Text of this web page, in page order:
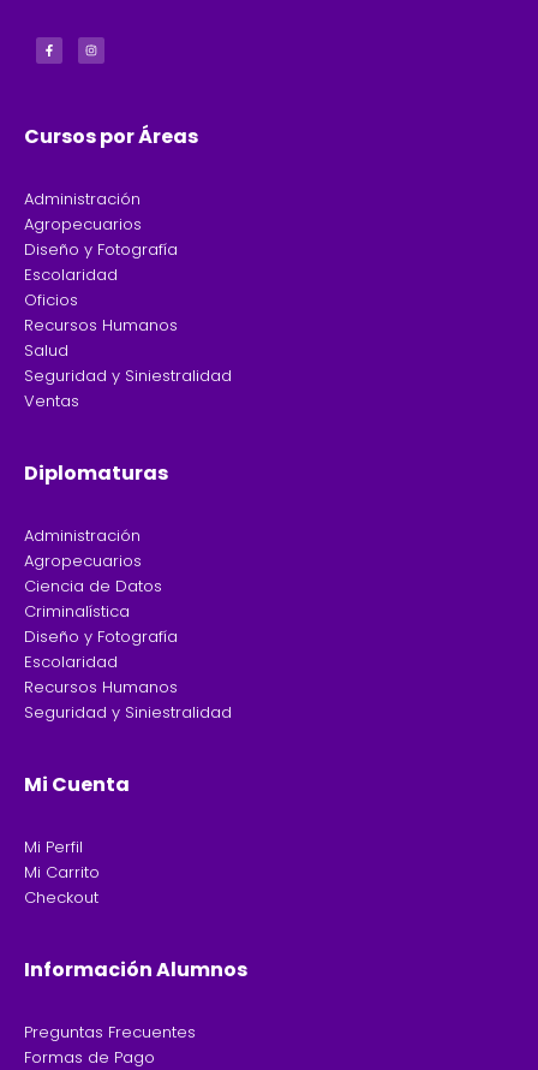
c
e
b
s
t
a
Cursos por Áreas
Administración
Agropecuarios
Diseño y Fotografía
Escolaridad
Oficios
Recursos Humanos
Salud
Seguridad y Siniestralidad
Ventas
Diplomaturas
Administración
Agropecuarios
Ciencia de Datos
Criminalística
Diseño y Fotografía
Escolaridad
Recursos Humanos
Seguridad y Siniestralidad
Mi Cuenta
Mi Perfil
Mi Carrito
Checkout
Información Alumnos
Preguntas Frecuentes
Formas de Pago